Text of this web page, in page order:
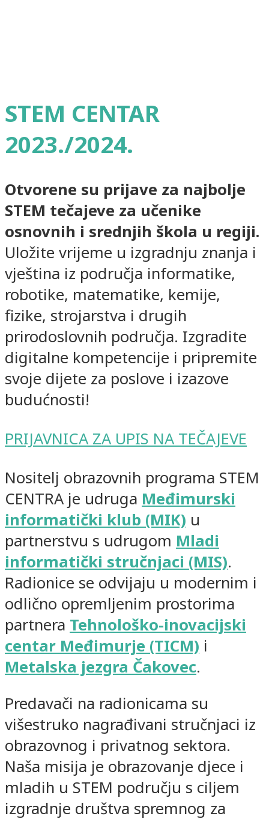
STEM CENTAR
2023./2024.
Otvorene su prijave za najbolje
STEM tečajeve za učenike
osnovnih i srednjih škola u regiji.
Uložite vrijeme u izgradnju znanja i
vještina iz područja informatike,
robotike, matematike, kemije,
fizike, strojarstva i drugih
prirodoslovnih područja. Izgradite
digitalne kompetencije i pripremite
svoje dijete za poslove i izazove
budućnosti!
PRIJAVNICA ZA UPIS NA TEČAJEVE
Nositelj obrazovnih programa STEM
CENTRA je udruga Međimurski
informatički klub (MIK) u
partnerstvu s udrugom Mladi
informatički stručnjaci (MIS).
Radionice se odvijaju u modernim i
odlično opremljenim prostorima
partnera Tehnološko-inovacijski
centar Međimurje (TICM) i
Metalska jezgra Čakovec.
Predavači na radionicama su
višestruko nagrađivani stručnjaci iz
obrazovnog i privatnog sektora.
Naša misija je obrazovanje djece i
mladih u STEM području s ciljem
izgradnje društva spremnog za